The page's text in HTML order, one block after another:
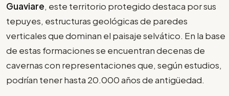
Guaviare, este territorio protegido destaca por sus
tepuyes, estructuras geológicas de paredes
verticales que dominan el paisaje selvático. En la base
de estas formaciones se encuentran decenas de
cavernas con representaciones que, según estudios,
podrían tener hasta 20.000 años de antigüedad.